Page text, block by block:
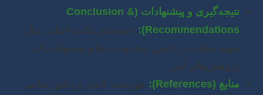
نتیجه‌گیری و پیشنهادات (Conclusion &
Recommendations):
جمع‌بندی نکات اصلی، بیان
سهم مقاله در دانش، محدودیت‌ها و پیشنهاد برای
پژوهش‌های آتی.
منابع (References):
فهرست کامل و دقیق تمامی